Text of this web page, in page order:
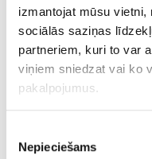
izmantojat mūsu
sociālās saziņas
partneriem, kuri to var
viņiem sniedzat vai ko
pakalpojumus.
izvēle
Nepieciešams
Precizēta sastāvdaļu
PATĒRIŅŠ
1 litrs nosedz apm. 24 m²
Produkta patēriņš ir ļoti
informācija attiecas uz
Pēc pieprasījuma pieejami
iepakojumi.